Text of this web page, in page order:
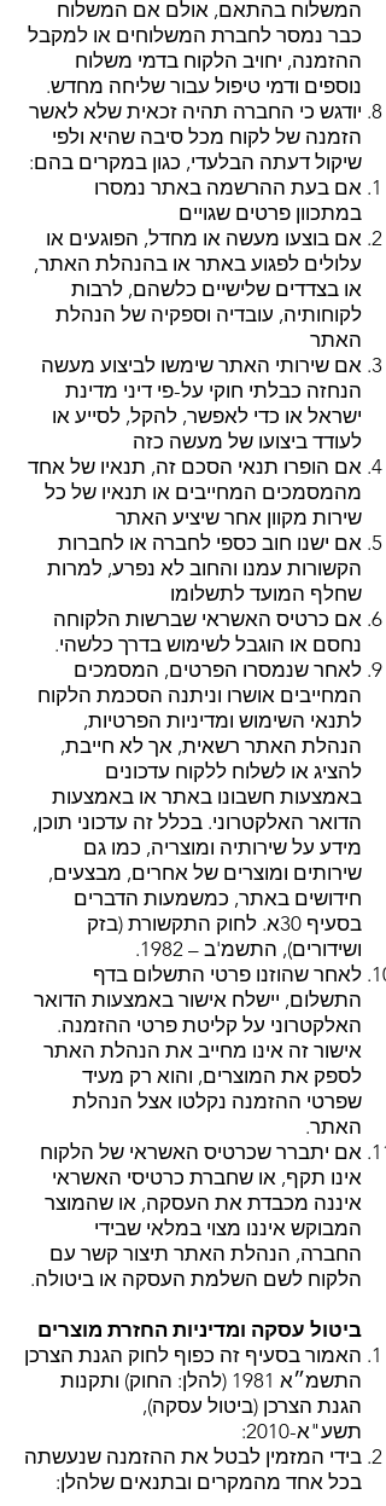
המשלוח בהתאם, אולם אם המשלוח
כבר נמסר לחברת המשלוחים או למקבל
ההזמנה, יחויב הלקוח בדמי משלוח
נוספים ודמי טיפול עבור שליחה מחדש.
יודגש כי החברה תהיה זכאית שלא לאשר
הזמנה של לקוח מכל סיבה שהיא ולפי
שיקול דעתה הבלעדי, כגון במקרים בהם:
​אם בעת ההרשמה באתר נמסרו
במתכוון פרטים שגויים
אם בוצעו מעשה או מחדל, הפוגעים או
עלולים לפגוע באתר או בהנהלת האתר,
או בצדדים שלישיים כלשהם, לרבות
לקוחותיה, עובדיה וספקיה של הנהלת
האתר
אם שירותי האתר שימשו לביצוע מעשה
הנחזה כבלתי חוקי על-פי דיני מדינת
ישראל או כדי לאפשר, להקל, לסייע או
לעודד ביצועו של מעשה כזה
אם הופרו תנאי הסכם זה, תנאיו של אחד
מהמסמכים המחייבים או תנאיו של כל
שירות מקוון אחר שיציע האתר
אם ישנו חוב כספי לחברה או לחברות
הקשורות עמנו והחוב לא נפרע, למרות
שחלף המועד לתשלומו
אם כרטיס האשראי שברשות הלקוחה
נחסם או הוגבל לשימוש בדרך כלשהי.
לאחר שנמסרו הפרטים, המסמכים
המחייבים אושרו וניתנה הסכמת הלקוח
לתנאי השימוש ומדיניות הפרטיות,
הנהלת האתר רשאית, אך לא חייבת,
להציג או לשלוח ללקוח עדכונים
באמצעות חשבונו באתר או באמצעות
הדואר האלקטרוני. בכלל זה עדכוני תוכן,
מידע על שירותיה ומוצריה, כמו גם
שירותים ומוצרים של אחרים, מבצעים,
חידושים באתר, כמשמעות הדברים
בסעיף 30א. לחוק התקשורת (בזק
ושידורים), התשמ'ב – 1982.
לאחר שהוזנו פרטי התשלום בדף
התשלום, יישלח אישור באמצעות הדואר
האלקטרוני על קליטת פרטי ההזמנה.
אישור זה אינו מחייב את הנהלת האתר
לספק את המוצרים, והוא רק מעיד
שפרטי ההזמנה נקלטו אצל הנהלת
האתר.
אם יתברר שכרטיס האשראי של הלקוח
אינו תקף, או שחברת כרטיסי האשראי
איננה מכבדת את העסקה, או שהמוצר
המבוקש איננו מצוי במלאי שבידי
החברה, הנהלת האתר תיצור קשר עם
הלקוח לשם השלמת העסקה או ביטולה.​
ביטול עסקה ומדיניות החזרת מוצרים
האמור בסעיף זה כפוף לחוק הגנת הצרכן
התשמ״א 1981 (להלן: החוק) ותקנות
הגנת הצרכן (ביטול עסקה),
תשע"א-2010:
בידי המזמין לבטל את ההזמנה שנעשתה
בכל אחד מהמקרים ובתנאים שלהלן: